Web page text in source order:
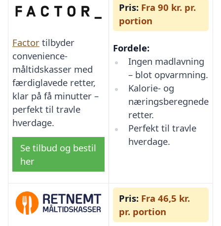
Factor tilbyder
convenience-
måltidskasser med
færdiglavede retter,
klar på få minutter –
perfekt til travle
hverdage.
Se tilbud og bestil
her
Pris: Fra 90 kr. pr.
portion
Fordele:
Ingen madlavning
– blot opvarmning.
Kalorie- og
næringsberegnede
retter.
Perfekt til travle
hverdage.
Pris: Fra 46,5 kr.
pr. portion